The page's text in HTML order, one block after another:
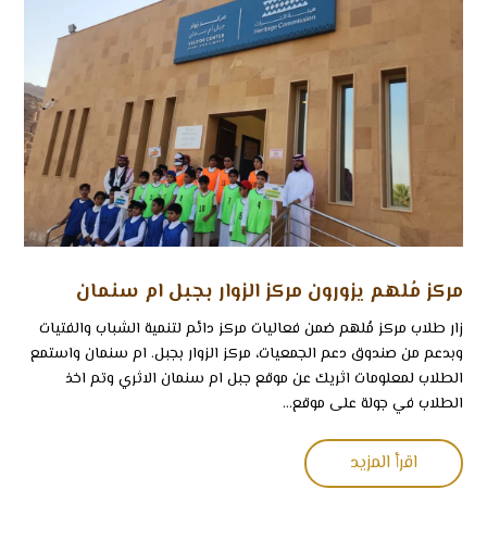
مركز مُلهم يزورون مركز الزوار بجبل ام سنمان
زار طلاب مركز مُلهم ضمن فعاليات مركز دائم لتنمية الشباب والفتيات
وبدعم من صندوق دعم الجمعيات، مركز الزوار بجبل. ام سنمان واستمع
الطلاب لمعلومات اثريك عن موقع جبل ام سنمان الاثري وتم اخذ
الطلاب في جولة على موقع...
اقرأ المزيد